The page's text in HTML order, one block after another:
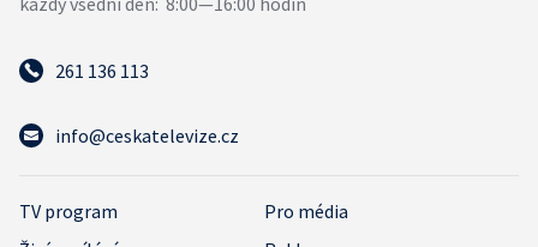
261 136 113
info@ceskatelevize.cz
TV program
Pro média